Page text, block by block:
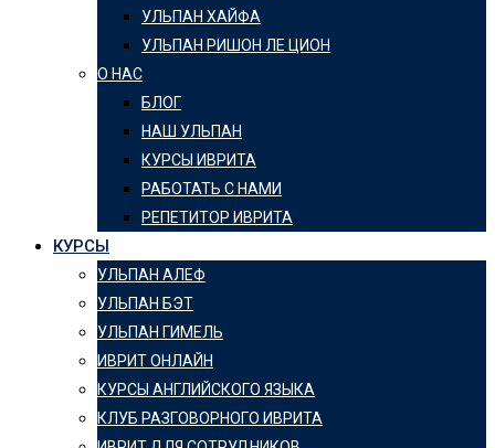
УЛЬПАН ХАЙФА
УЛЬПАН РИШОН ЛЕ ЦИОН
О НАС
БЛОГ
НАШ УЛЬПАН
КУРСЫ ИВРИТА
РАБОТАТЬ С НАМИ
РЕПЕТИТОР ИВРИТА
КУРСЫ
УЛЬПАН АЛЕФ
УЛЬПАН БЭТ
УЛЬПАН ГИМЕЛЬ
ИВРИТ ОНЛАЙН
КУРСЫ АНГЛИЙСКОГО ЯЗЫКА
КЛУБ РАЗГОВОРНОГО ИВРИТА